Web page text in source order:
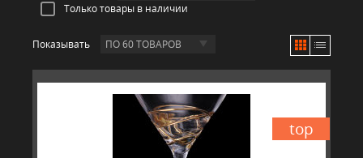
Только товары в наличии
Показывать ПО 60 ТОВАРОВ
top